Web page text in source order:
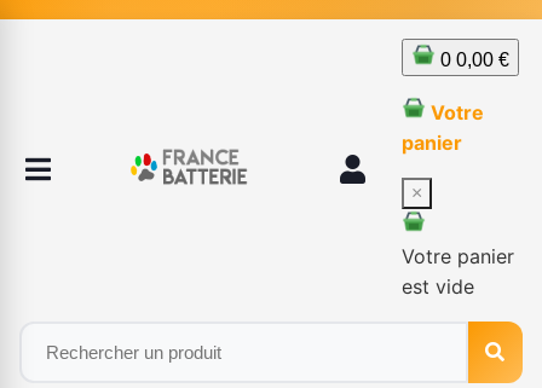
0 0,00 €
Votre
panier
×
Votre panier
est vide